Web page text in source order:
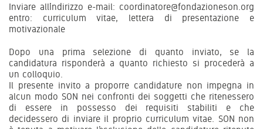
Inviare all’indirizzo e-mail: coordinatore@fondazioneson.org
entro: curriculum vitae, lettera di presentazione e
motivazionale
Dopo una prima selezione di quanto inviato, se la
candidatura risponderà a quanto richiesto si procederà a
un colloquio.
Il presente invito a proporre candidature non impegna in
alcun modo SON nei confronti dei soggetti che ritenessero
di essere in possesso dei requisiti stabiliti e che
decidessero di inviare il proprio curriculum vitae. SON non